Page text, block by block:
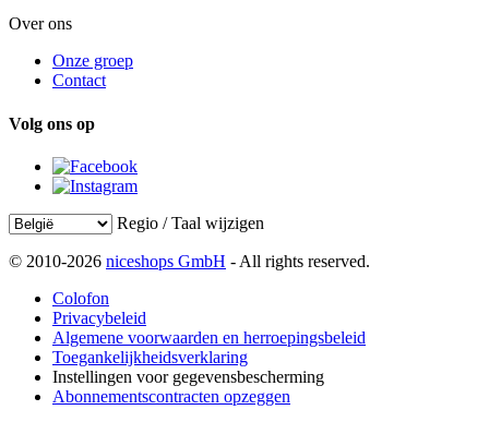
Over ons
Onze groep
Contact
Volg ons op
Regio / Taal wijzigen
© 2010-2026 niceshops GmbH - All rights reserved.
Colofon
Privacybeleid
Algemene voorwaarden en herroepingsbeleid
Toegankelijkheidsverklaring
Instellingen voor gegevensbescherming
Abonnementscontracten opzeggen